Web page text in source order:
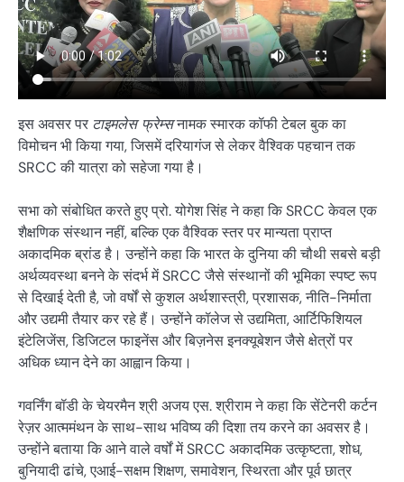
इस अवसर पर टाइमलेस फ्रेम्सनामक स्मारक कॉफी टेबल बुक का
विमोचन भी किया गया, जिसमें दरियागंज से लेकर वैश्विक पहचान तक
SRCC की यात्रा को सहेजा गया है।
सभा को संबोधित करते हुए प्रो. योगेश सिंह ने कहा कि SRCC केवल एक
शैक्षणिक संस्थान नहीं, बल्कि एक वैश्विक स्तर पर मान्यता प्राप्त
अकादमिक ब्रांड है। उन्होंने कहा कि भारत के दुनिया की चौथी सबसे बड़ी
अर्थव्यवस्था बनने के संदर्भ में SRCC जैसे संस्थानों की भूमिका स्पष्ट रूप
से दिखाई देती है, जो वर्षों से कुशल अर्थशास्त्री, प्रशासक, नीति-निर्माता
और उद्यमी तैयार कर रहे हैं। उन्होंने कॉलेज से उद्यमिता, आर्टिफिशियल
इंटेलिजेंस, डिजिटल फाइनेंस और बिज़नेस इनक्यूबेशन जैसे क्षेत्रों पर
अधिक ध्यान देने का आह्वान किया।
गवर्निंग बॉडी के चेयरमैन श्री अजय एस. श्रीराम ने कहा कि सेंटेनरी कर्टन
रेज़र आत्ममंथन के साथ-साथ भविष्य की दिशा तय करने का अवसर है।
उन्होंने बताया कि आने वाले वर्षों में SRCC अकादमिक उत्कृष्टता, शोध,
बुनियादी ढांचे, एआई-सक्षम शिक्षण, समावेशन, स्थिरता और पूर्व छात्र